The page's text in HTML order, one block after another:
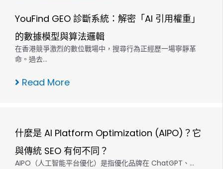
YouFind GEO 診斷系統：解密「AI 引用權重」
的數據模型與算法邏輯
在香港競爭激烈的數位戰場中，搜尋行為正經歷一場寧靜革
命。過去…
Read More
什麼是 AI Platform Optimization (AIPO)？它
與傳統 SEO 有何不同？
AIPO（人工智能平台優化）是指優化品牌在 ChatGPT、…